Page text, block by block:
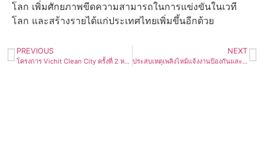
โลก เพิ่มศักยภาพขีดความสามารถในการแข่งขันในเวที
โลก และสร้างรายได้แก่ประเทศไทยเพิ่มขึ้นอีกด้วย
PREVIOUS
โครงการ Vichit Clean City ครั้งที่ 2 หมู่บ้านสะพานหิน หมู่ที่ 1 ตำบลวิชิต
NEXT
ประสบเหตุเพลิงไหม้แจ้งงานป้องกันและบรรเทาสาธารณภัยเทศบาลตำบลศรีสุนทร